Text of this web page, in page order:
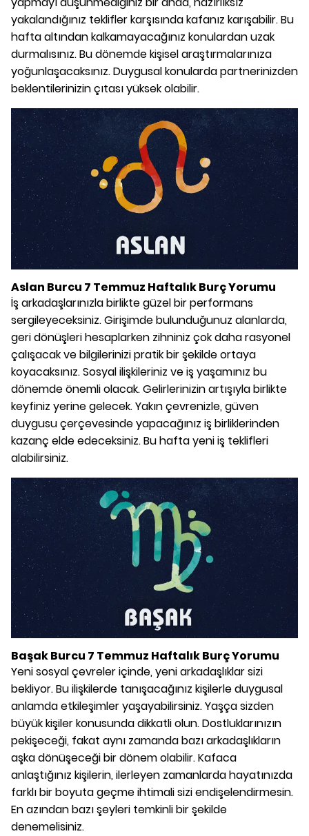
yakalandığınız teklifler karşısında kafanız karışabilir. Bu
hafta altından kalkamayacağınız konulardan uzak
durmalısınız. Bu dönemde kişisel araştırmalarınıza
yoğunlaşacaksınız. Duygusal konularda partnerinizden
beklentilerinizin çıtası yüksek olabilir.
Aslan Burcu 7 Temmuz Haftalık Burç Yorumu
İş arkadaşlarınızla birlikte güzel bir performans
sergileyeceksiniz. Girişimde bulunduğunuz alanlarda,
geri dönüşleri hesaplarken zihniniz çok daha rasyonel
çalışacak ve bilgilerinizi pratik bir şekilde ortaya
koyacaksınız. Sosyal ilişkileriniz ve iş yaşamınız bu
dönemde önemli olacak. Gelirlerinizin artışıyla birlikte
keyfiniz yerine gelecek. Yakın çevrenizle, güven
duygusu çerçevesinde yapacağınız iş birliklerinden
kazanç elde edeceksiniz. Bu hafta yeni iş teklifleri
alabilirsiniz.
Başak Burcu 7 Temmuz Haftalık Burç Yorumu
Yeni sosyal çevreler içinde, yeni arkadaşlıklar sizi
bekliyor. Bu ilişkilerde tanışacağınız kişilerle duygusal
anlamda etkileşimler yaşayabilirsiniz. Yaşça sizden
büyük kişiler konusunda dikkatli olun. Dostluklarınızın
pekişeceği, fakat aynı zamanda bazı arkadaşlıkların
aşka dönüşeceği bir dönem olabilir. Kafaca
anlaştığınız kişilerin, ilerleyen zamanlarda hayatınızda
farklı bir boyuta geçme ihtimali sizi endişelendirmesin.
En azından bazı şeyleri temkinli bir şekilde
denemelisiniz.